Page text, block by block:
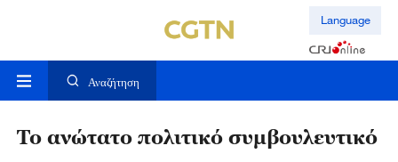
Language
Αναζήτηση
Το ανώτατο πολιτικό συμβουλευτικό